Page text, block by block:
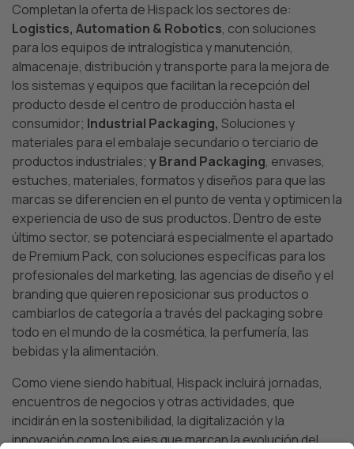
Completan la oferta de Hispack los sectores de:
Logistics, Automation & Robotics, con soluciones
para los equipos de intralogística y manutención,
almacenaje, distribución y transporte para la mejora de
los sistemas y equipos que facilitan la recepción del
producto desde el centro de producción hasta el
consumidor; Industrial Packaging, Soluciones y
materiales para el embalaje secundario o terciario de
productos industriales; y Brand Packaging, envases,
estuches, materiales, formatos y diseños para que las
marcas se diferencien en el punto de venta y optimicen la
experiencia de uso de sus productos. Dentro de este
último sector, se potenciará especialmente el apartado
de Premium Pack, con soluciones específicas para los
profesionales del marketing, las agencias de diseño y el
branding que quieren reposicionar sus productos o
cambiarlos de categoría a través del packaging sobre
todo en el mundo de la cosmética, la perfumería, las
bebidas y la alimentación.
Como viene siendo habitual, Hispack incluirá jornadas,
encuentros de negocios y otras actividades, que
incidirán en la sostenibilidad, la digitalización y la
innovación como los ejes que marcan la evolución del